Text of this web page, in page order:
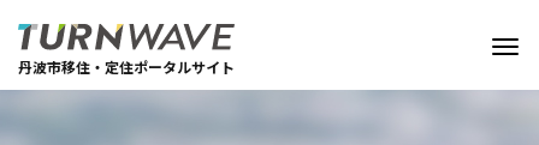
丹波市移住・定住ポータルサイト